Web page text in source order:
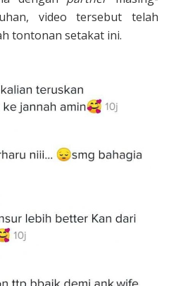
video tersebut telah
tontonan setakat ini.